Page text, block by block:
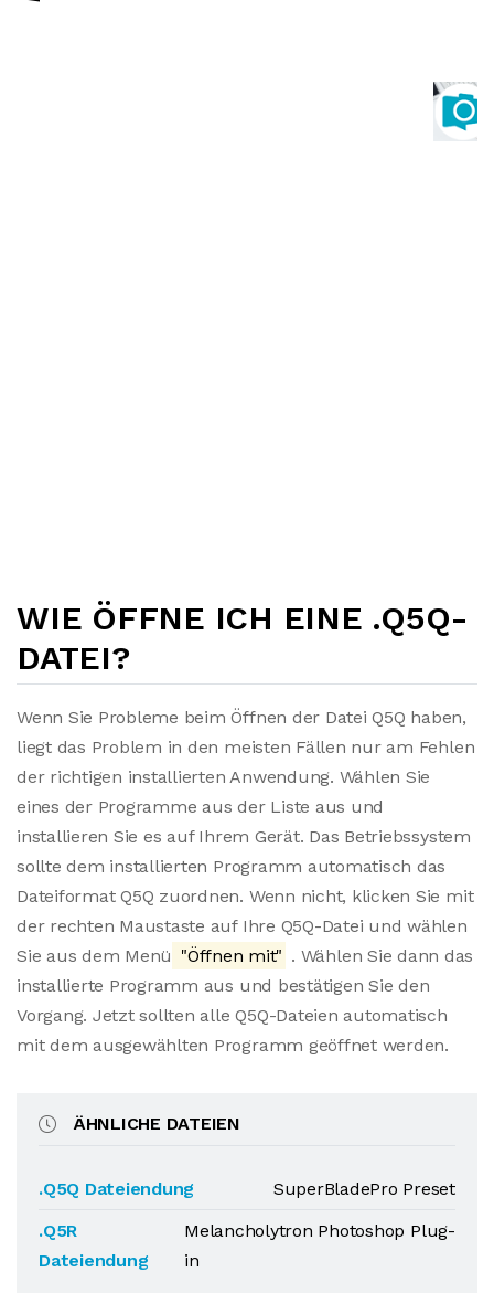
WIE ÖFFNE ICH EINE .Q5Q-
DATEI?
Wenn Sie Probleme beim Öffnen der Datei Q5Q haben,
liegt das Problem in den meisten Fällen nur am Fehlen
der richtigen installierten Anwendung. Wählen Sie
eines der Programme aus der Liste aus und
installieren Sie es auf Ihrem Gerät. Das Betriebssystem
sollte dem installierten Programm automatisch das
Dateiformat Q5Q zuordnen. Wenn nicht, klicken Sie mit
der rechten Maustaste auf Ihre Q5Q-Datei und wählen
Sie aus dem Menü "Öffnen mit" . Wählen Sie dann das
installierte Programm aus und bestätigen Sie den
Vorgang. Jetzt sollten alle Q5Q-Dateien automatisch
mit dem ausgewählten Programm geöffnet werden.
ÄHNLICHE DATEIEN
.Q5Q Dateiendung
SuperBladePro Preset
.Q5R
Dateiendung
Melancholytron Photoshop Plug-
in